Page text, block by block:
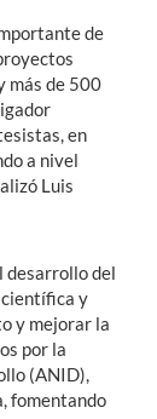
de
más de 500
en
a nivel
Luis
desarrollo del
científica y
y mejorar la
por la
(ANID),
fomentando